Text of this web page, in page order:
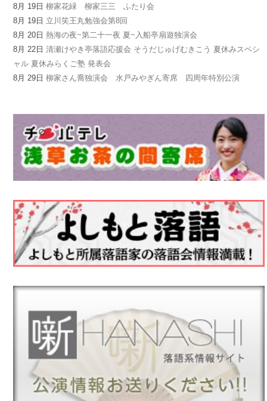
8月 19日柳家花緑 柳家三三 ふたり会
8月 19日 立川笑王丸勉強会第8回
8月 20日熱海の夜~第二十一夜 夏~入船亭扇遊独演会
8月 22日清瀬けやき亭落語応援会 そうだじゅげむきこう 夏休みスペシ
ャル 夏休みらくご塾 発表会
8月 29日柳家さん喬独演会 水戸みやぎん寄席 四周年特別公演